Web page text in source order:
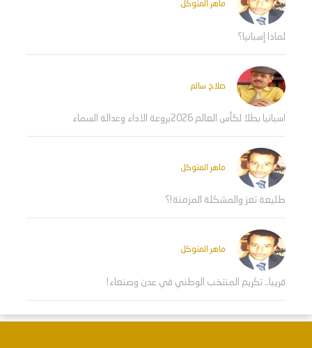
ماهر المتوكل
لماذا إسبانيا؟
صلاح سالم
اسبانيا بطلا لكأس العالم 2026بروعة الاداء وعدالة السماء
ماهر المتوكل
طليعة تعز والمشكلة المزمنة!؟
ماهر المتوكل
قريبا.. تكريم المنتخب الوطني في عدن وصنعاء!